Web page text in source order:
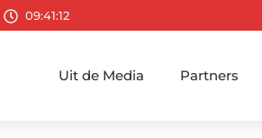
09:41:13
Uit de Media Partners